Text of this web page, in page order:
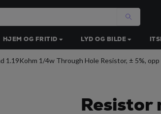
HJEM OG FRITID LYD OG BILDE
1.19Kohm 1/4w Through Hole Resistor, ± 5%,
Resistor